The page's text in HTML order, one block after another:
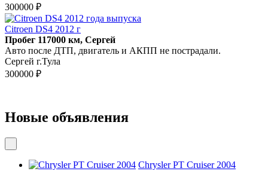
300000 ₽
Citroen DS4 2012 г
Пробег 117000 км, Сергей
Авто после ДТП, двигатель и АКПП не пострадали.
Сергей г.Тула
300000 ₽
Новые объявления
Chrysler PT Cruiser 2004